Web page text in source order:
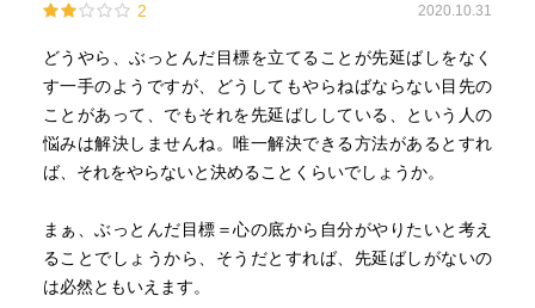
2 2020.10.31
どうやら、ぶっとんだ目標を立てることが先延ばしをなく
す一手のようですが、どうしてもやらねばならない目先の
ことがあって、でもそれを先延ばししている、という人の
悩みは解決しませんね。唯一解決できる方法があるとすれ
ば、それをやらないと決めることくらいでしょうか。
まぁ、ぶっとんだ目標＝心の底から自分がやりたいと考え
ることでしょうから、そうだとすれば、先延ばしがないの
は必然ともいえます。